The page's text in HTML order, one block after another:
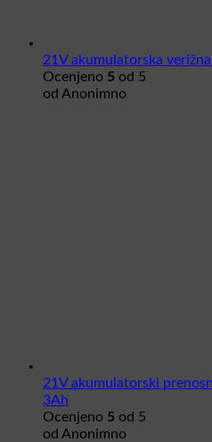
21V akumulatorska
Ocenjeno 5 od 5
od Anonimno
21V akumulatorski
3Ah
Ocenjeno 5 od 5
od Anonimno